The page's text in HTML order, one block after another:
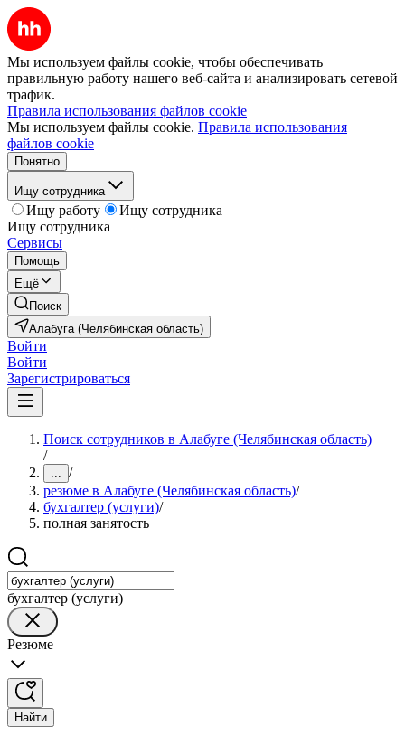
Мы используем файлы cookie, чтобы обеспечивать
правильную работу нашего веб-сайта и анализировать сетевой
трафик.
Правила использования файлов cookie
Мы используем файлы cookie. Правила использования
файлов cookie
Понятно
Ищу сотрудника
Ищу работу
Ищу сотрудника
Ищу сотрудника
Сервисы
Помощь
Ещё
Поиск
Алабуга (Челябинская область)
Войти
Войти
Зарегистрироваться
Поиск сотрудников в Алабуге (Челябинская область)
/
... /
резюме в Алабуге (Челябинская область)/
бухгалтер (услуги)/
полная занятость
бухгалтер (услуги)
Резюме
Найти